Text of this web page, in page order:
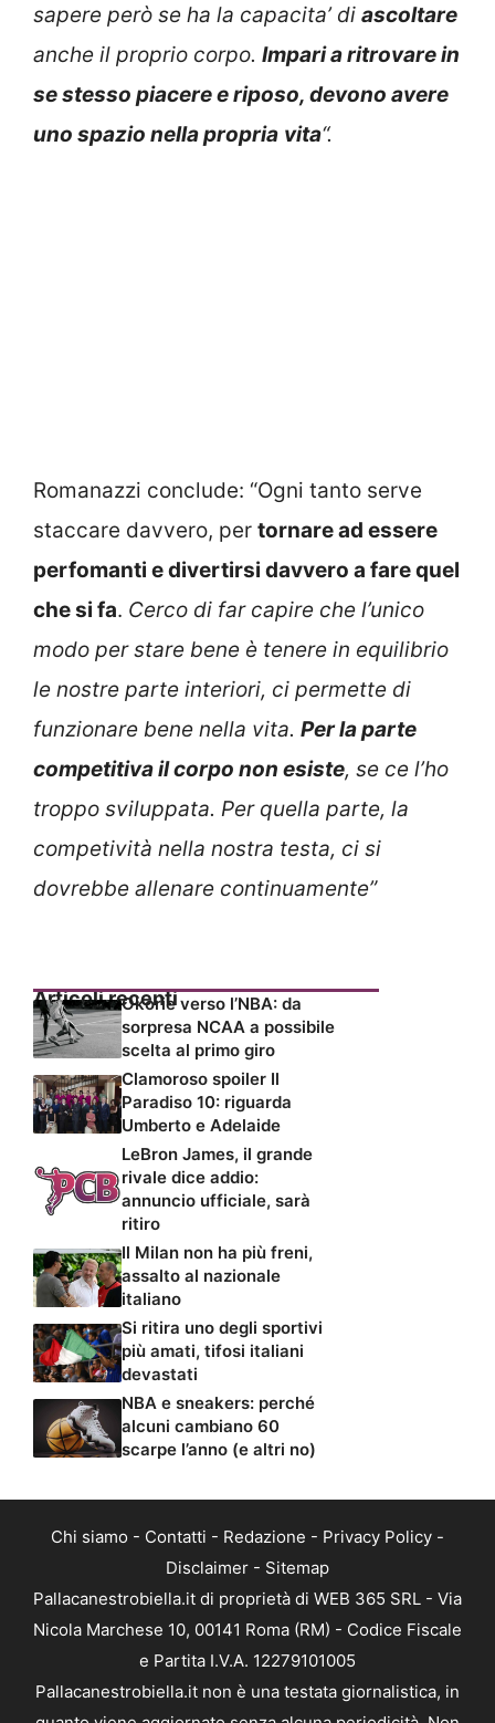
sapere però se ha la capacita’ di ascoltare
anche il proprio corpo. Impari a ritrovare in
se stesso piacere e riposo, devono avere
uno spazio nella propria vita“.
Romanazzi conclude: “Ogni tanto serve
staccare davvero, per tornare ad essere
perfomanti e divertirsi davvero a fare quel
che si fa. Cerco di far capire che l’unico
modo per stare bene è tenere in equilibrio
le nostre parte interiori, ci permette di
funzionare bene nella vita. Per la parte
competitiva il corpo non esiste, se ce l’ho
troppo sviluppata. Per quella parte, la
competività nella nostra testa, ci si
dovrebbe allenare continuamente”
Articoli recentiOkorie verso l’NBA: da
sorpresa NCAA a possibile
scelta al primo giro
Clamoroso spoiler Il
Paradiso 10: riguarda
Umberto e Adelaide
LeBron James, il grande
rivale dice addio:
annuncio ufficiale, sarà
ritiro
Il Milan non ha più freni,
assalto al nazionale
italiano
Si ritira uno degli sportivi
più amati, tifosi italiani
devastati
NBA e sneakers: perché
alcuni cambiano 60
scarpe l’anno (e altri no)
Chi siamo - Contatti - Redazione - Privacy Policy -
Disclaimer - Sitemap
Pallacanestrobiella.it di proprietà di WEB 365 SRL - Via
Nicola Marchese 10, 00141 Roma (RM) - Codice Fiscale
e Partita I.V.A. 12279101005
Pallacanestrobiella.it non è una testata giornalistica, in